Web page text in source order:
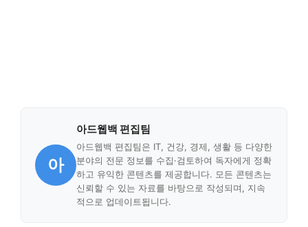
아
아드웹백 편집팀
아드웹백 편집팀은 IT, 건강, 경제, 생활 등 다양한
분야의 전문 정보를 수집·검토하여 독자에게 정확
하고 유익한 콘텐츠를 제공합니다. 모든 콘텐츠는
신뢰할 수 있는 자료를 바탕으로 작성되며, 지속
적으로 업데이트됩니다.